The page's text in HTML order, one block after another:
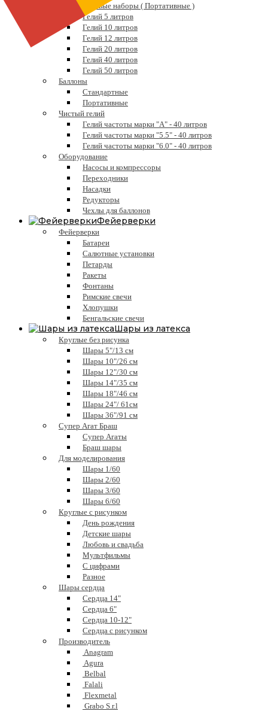
Готовые наборы ( Портативные )
Гелий 5 литров
Гелий 10 литров
Гелий 12 литров
Гелий 20 литров
Гелий 40 литров
Гелий 50 литров
Баллоны
Стандартные
Портативные
Чистый гелий
Гелий частоты марки "А" - 40 литров
Гелий частоты марки "5.5" - 40 литров
Гелий частоты марки "6.0" - 40 литров
Оборудование
Насосы и компрессоры
Переходники
Насадки
Редукторы
Чехлы для баллонов
Фейерверки
Фейерверки
Батареи
Салютные установки
Петарды
Ракеты
Фонтаны
Римские свечи
Хлопушки
Бенгальские свечи
Шары из латекса
Круглые без рисунка
Шары 5"/13 см
Шары 10"/26 см
Шары 12"/30 см
Шары 14"/35 см
Шары 18"/46 см
Шары 24"/ 61см
Шары 36"/91 см
Супер Агат Браш
Супер Агаты
Браш шары
Для моделирования
Шары 1/60
Шары 2/60
Шары 3/60
Шары 6/60
Круглые с рисунком
День рождения
Детские шары
Любовь и свадьба
Мультфильмы
С цифрами
Разное
Шары сердца
Сердца 14"
Сердца 6"
Сердца 10-12"
Сердца с рисунком
Производитель
Anagram
Agura
Belbal
Falali
Flexmetal
Grabo S.r.l